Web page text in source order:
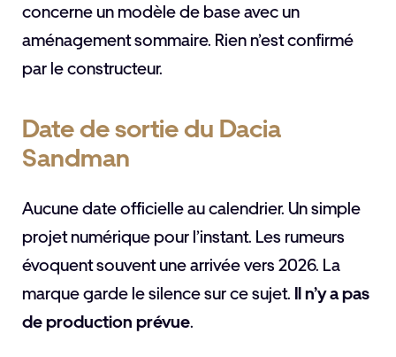
concerne un modèle de base avec un
aménagement sommaire. Rien n’est confirmé
par le constructeur.
Date de sortie du Dacia
Sandman
Aucune date officielle au calendrier. Un simple
projet numérique pour l’instant. Les rumeurs
évoquent souvent une arrivée vers 2026. La
marque garde le silence sur ce sujet. Il n’y a pas
de production prévue.